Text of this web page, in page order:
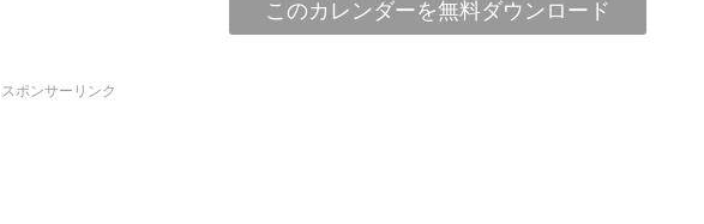
このカレンダーを無料ダウンロード
スポンサーリンク